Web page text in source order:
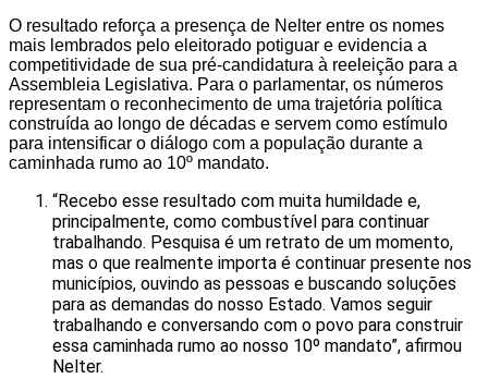
O resultado reforça a presença de Nelter entre os nomes
mais lembrados pelo eleitorado potiguar e evidencia a
competitividade de sua pré-candidatura à reeleição para a
Assembleia Legislativa. Para o parlamentar, os números
representam o reconhecimento de uma trajetória política
construída ao longo de décadas e servem como estímulo
para intensificar o diálogo com a população durante a
caminhada rumo ao 10º mandato.
“Recebo esse resultado com muita humildade e,
principalmente, como combustível para continuar
trabalhando. Pesquisa é um retrato de um momento,
mas o que realmente importa é continuar presente nos
municípios, ouvindo as pessoas e buscando soluções
para as demandas do nosso Estado. Vamos seguir
trabalhando e conversando com o povo para construir
essa caminhada rumo ao nosso 10º mandato”, afirmou
Nelter.